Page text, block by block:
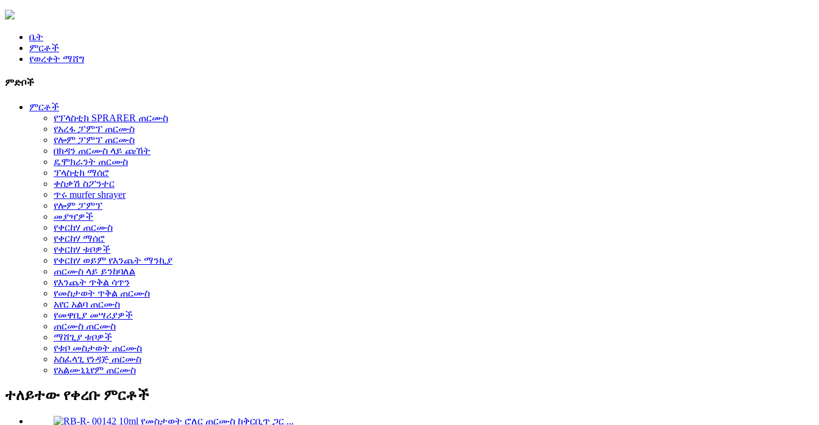
ቤት
ምርቶች
የወረቀት ማሸግ
ምድቦች
ምርቶች
የፕላስቲክ SPRARER ጠርሙስ
የአረፋ ፓምፕ ጠርሙስ
የሎም ፓምፕ ጠርሙስ
በክዳን ጠርሙስ ላይ ጩኸት
ዴሞክራንት ጠርሙስ
ፕላስቲክ ማሰሮ
ቀስቃሽ ስፖንተር
ጥሩ murfer shrayer
የሎም ፓምፕ
መያዣዎች
የቀርከሃ ጠርሙስ
የቀርከሃ ማሰሮ
የቀርከሃ ቱቦዎች
የቀርከሃ ወይም የእንጨት ማንኪያ
ጠርሙስ ላይ ይንከባለል
የእንጨት ጥቅል ሳጥን
የመስታወት ጥቅል ጠርሙስ
አየር አልባ ጠርሙስ
የመዋቢያ መሣሪያዎች
ጠርሙስ ጠርሙስ
ማሸጊያ ቱቦዎች
የቱቦ መስታወት ጠርሙስ
አስፈላጊ የነዳጅ ጠርሙስ
የአልሙኒኒየም ጠርሙስ
ተለይተው የቀረቡ ምርቶች